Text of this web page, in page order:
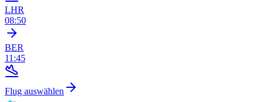
LHR
08:50
BER
11:45
Flug auswählen